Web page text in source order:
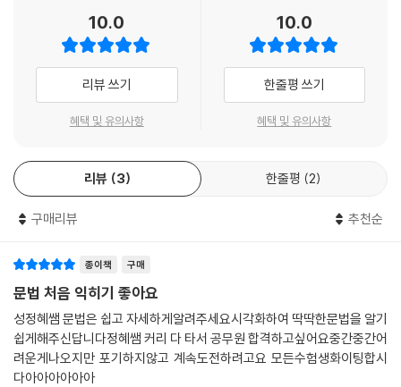
여러분은 텍스트가 아니라 이미지를 본 것입니다. 텍스트를 자세히 보면
철자는 smile이 아니라, sm+lie입니다. 그러나 우리의 눈은 이미지를 먼
저 인식해 이를 자연스럽게 smile로 이해합니다. 즉, 우리의 뇌는 텍스트
보다 이미지에 먼저 반응하고 의미를 파악합니다. 이 사실은 다양한 인지
실험에서도 확인된 바 있습니다.
한 이미지를 통해 개념을 직관적으로 이해하고, 복잡한 설명 없이도 영어
를 자연스럽게 받아들이도록 설계되었습니다
이미지 한 장으로 끝
Visual English는 핵심 개념을 시각적으로 정리합니다. 개별 개념은 서로
분리된 지식이 아니라, 하나의 구조 안에서 유기적으로 연결할 수 있도록
학습합니다. 이러한 구조를 한 눈에 보여주는 ‘문법 지도’는 성정혜 영어 유
튜브 채널에서도 많은 관심을 받으며 단시간에 수십만 건의 조회수를 기록
했습니다. 이는 흩어져 있는 개념을 한 번에 정리하고 이해하고자 하는 여
러분의 바람을 보여주는 사례라고 생각합니다.
10.0
리뷰 쓰기
혜택 및 유의사항
10.0
한줄평 쓰기
혜택 및 유의사항
리뷰 3 한줄평 2
구매리뷰 추천순
종이책 구매
문법 처음 익히기 좋아요
성정혜쌤 문법은 쉽고 자세하게알려주세요시각화하여 딱딱한문법을 알기
쉽게해주신답니다정혜쌤 커리 다 타서 공무원 합격하고싶어요중간중간어
려운게나오지만 포기하지않고 계속도전하려고요 모든수험생화이팅합시
다아아아아아아